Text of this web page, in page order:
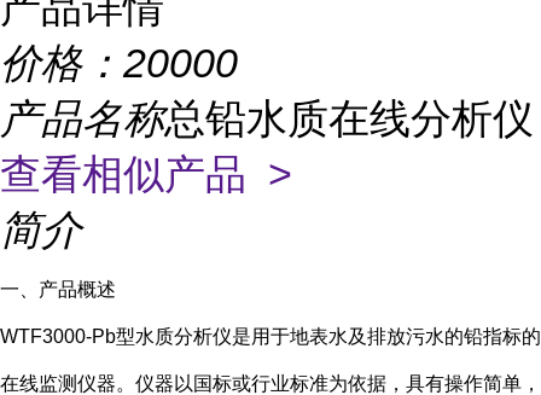
价格： 20000
产品名称总铅水质在线分析仪
查看相似产品 >
简介
一、产品概述
WTF3000-Pb型水质分析仪是用于地表水及排放污水的铅指标的
在线监测仪器。仪器以国标或行业标准为依据，具有操作简单，